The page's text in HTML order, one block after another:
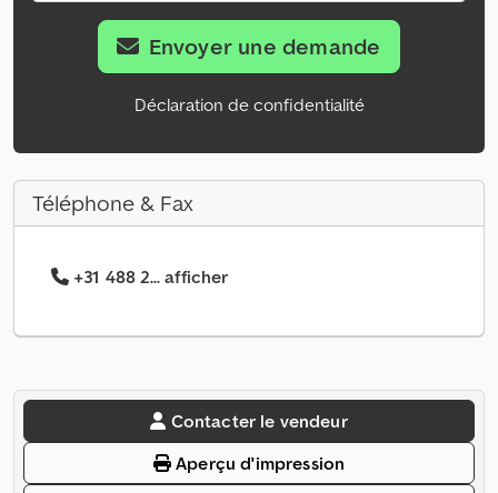
Envoyer une demande
Déclaration de confidentialité
Téléphone & Fax
+31 488 2... afficher
Contacter le vendeur
Aperçu d'impression